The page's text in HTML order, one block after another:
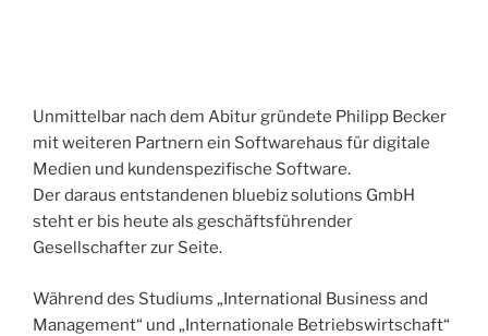
Unmittelbar nach dem Abitur gründete Philipp Becker
mit weiteren Partnern ein Softwarehaus für digitale
Medien und kundenspezifische Software.
Der daraus entstandenen bluebiz solutions GmbH
steht er bis heute als geschäftsführender
Gesellschafter zur Seite.
Während des Studiums „International Business and
Management“ und „Internationale Betriebswirtschaft“